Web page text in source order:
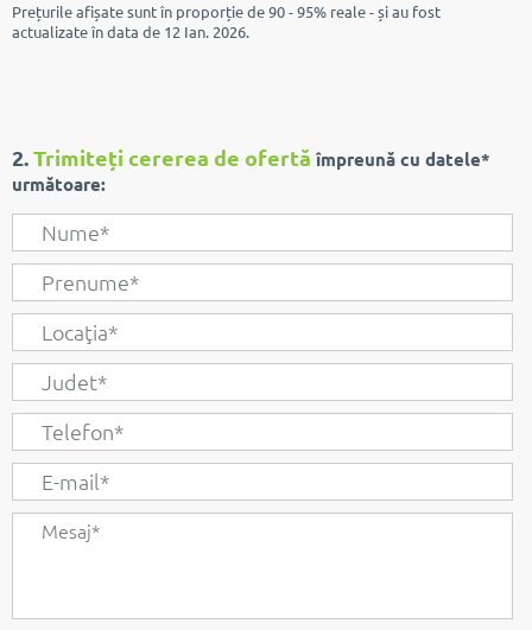
Prețurile afișate sunt în proporție de 90 - 95% reale - și au fost
actualizate în data de 12 Ian. 2026.
2.Trimiteți cererea de ofertă împreună cu datele*
următoare: